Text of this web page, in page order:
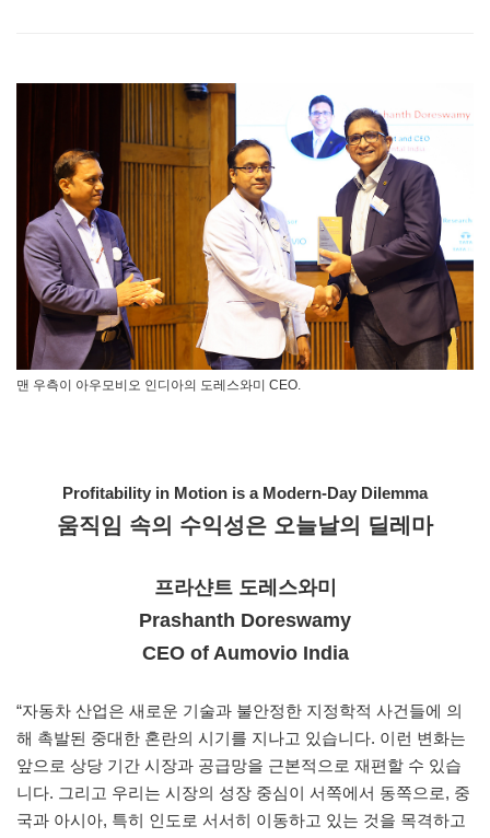
맨 우측이 아우모비오 인디아의 도레스와미 CEO.
Profitability in Motion is a Modern-Day Dilemma
움직임 속의 수익성은 오늘날의 딜레마
프라샨트 도레스와미
Prashanth Doreswamy
CEO of Aumovio India
“자동차 산업은 새로운 기술과 불안정한 지정학적 사건들에 의
해 촉발된 중대한 혼란의 시기를 지나고 있습니다. 이런 변화는
앞으로 상당 기간 시장과 공급망을 근본적으로 재편할 수 있습
니다. 그리고 우리는 시장의 성장 중심이 서쪽에서 동쪽으로, 중
국과 아시아, 특히 인도로 서서히 이동하고 있는 것을 목격하고